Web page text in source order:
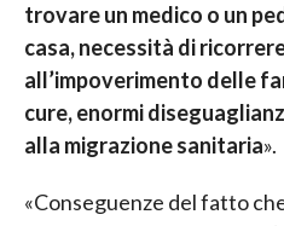
trovare un medico o un
casa, necessità di
all’impoverimento delle
cure, enormi
alla migrazione sanitaria».
«Conseguenze del fatto